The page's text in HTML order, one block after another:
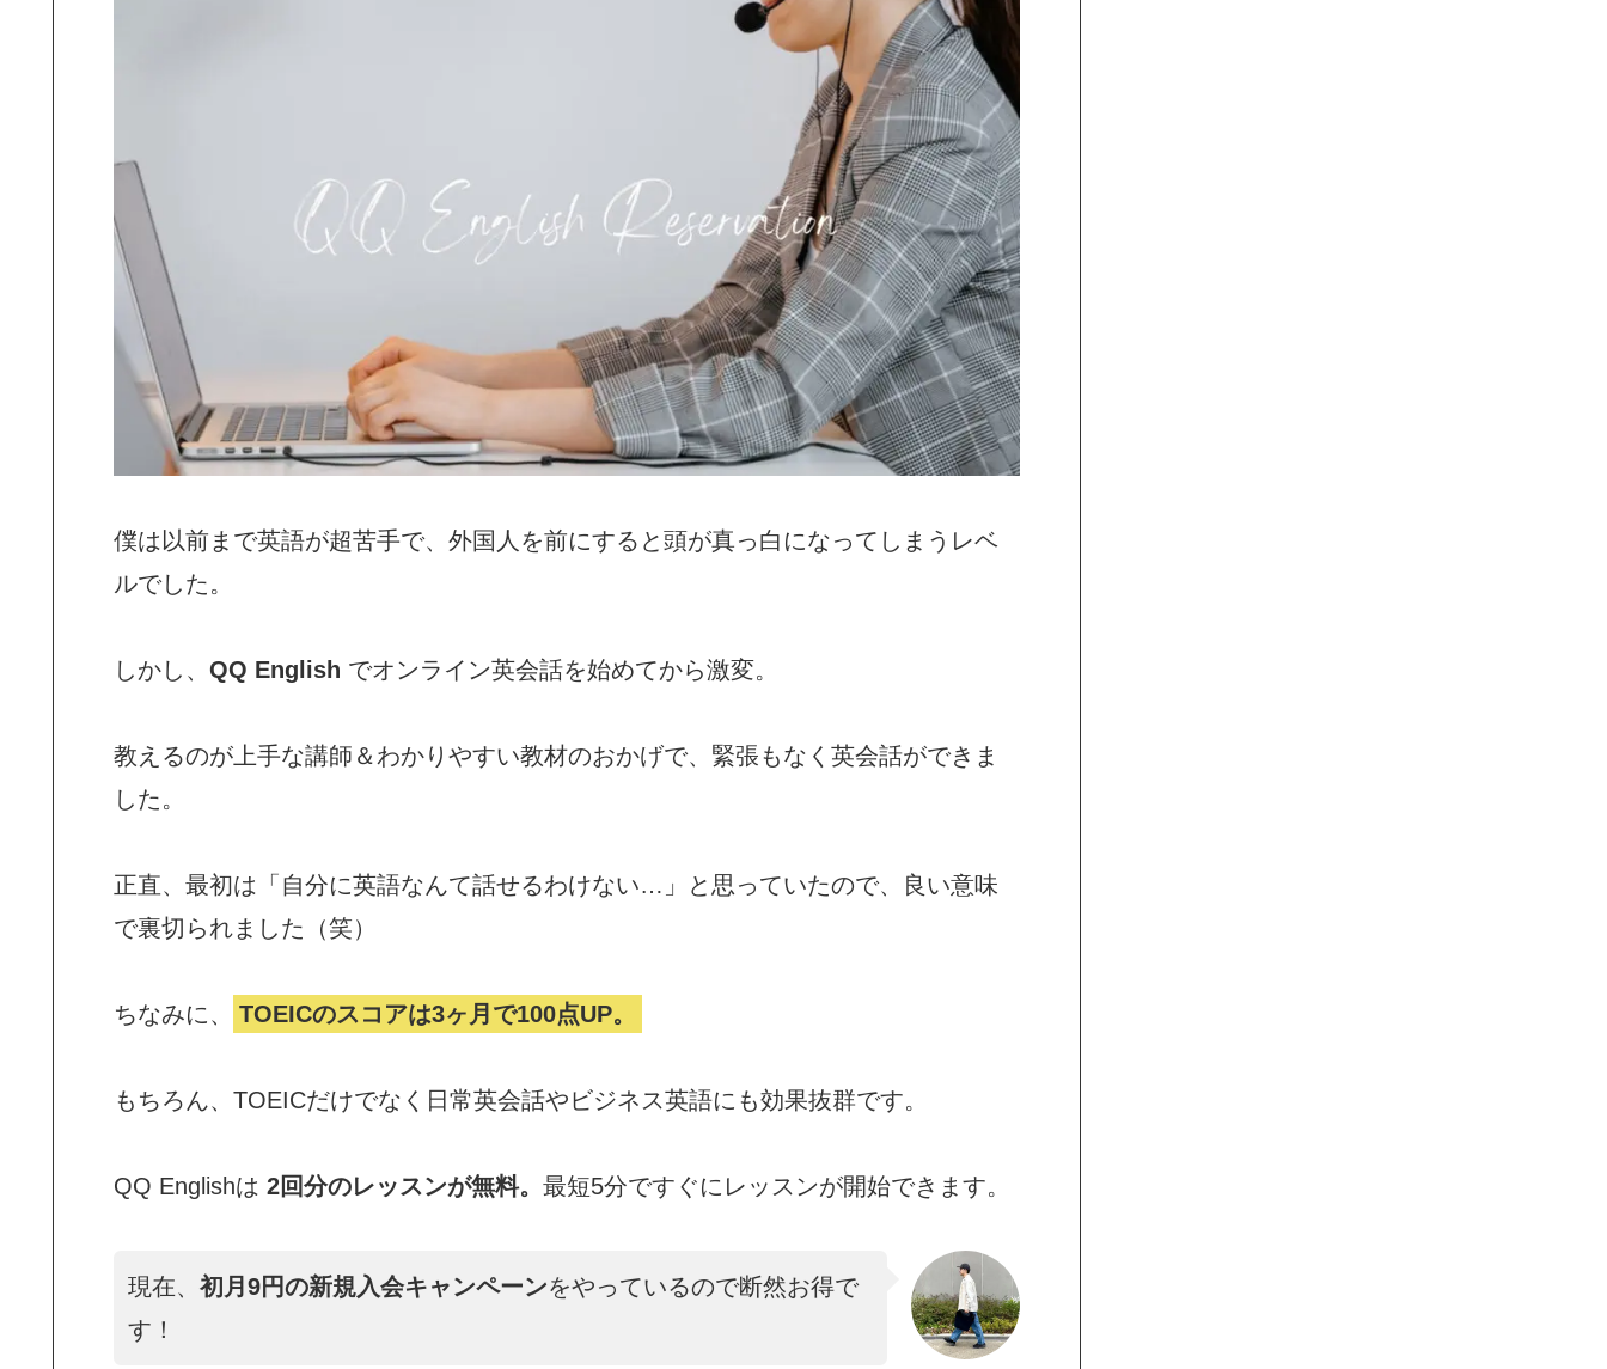
僕は以前まで英語が超苦手で、外国人を前にすると頭が真っ白になってしまうレベ
ルでした。
しかし、 QQ English でオンライン英会話を始めてから激変。
教えるのが上手な講師＆わかりやすい教材のおかげで、緊張もなく英会話ができま
した。
正直、最初は「自分に英語なんて話せるわけない…」と思っていたので、良い意味
で裏切られました（笑）
ちなみに、 TOEICのスコアは3ヶ月で100点UP。
もちろん、TOEICだけでなく日常英会話やビジネス英語にも効果抜群です。
QQ Englishは 2回分のレッスンが無料。 最短5分ですぐにレッスンが開始できます。
現在、 初月9円の新規入会キャンペーンをやっているので断然お得で
す！